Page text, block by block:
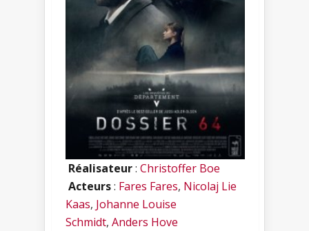
Réalisateur: Christoffer Boe
Acteurs: Fares Fares, Nicolaj Lie
Kaas, Johanne Louise
Schmidt, Anders Hove